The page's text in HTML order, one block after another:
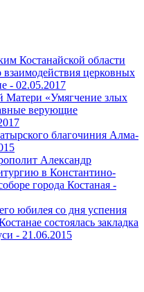
Костанайской области
церковных
- 02.05.2017
«Умягчение злых
верующие
благочиния Алма-
Александр
в Константино-
города Костаная -
юбилея со дня успения
состоялась закладка
- 21.06.2015